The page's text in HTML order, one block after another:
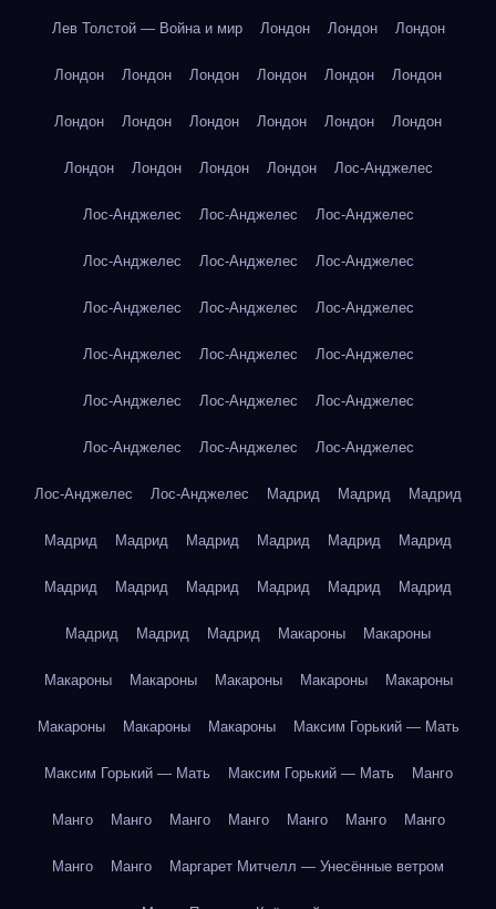
Лев Толстой — Война и мир Лондон Лондон Лондон
Лондон Лондон Лондон Лондон Лондон Лондон
Лондон Лондон Лондон Лондон Лондон Лондон
Лондон Лондон Лондон Лондон Лос-Анджелес
Лос-Анджелес Лос-Анджелес Лос-Анджелес
Лос-Анджелес Лос-Анджелес Лос-Анджелес
Лос-Анджелес Лос-Анджелес Лос-Анджелес
Лос-Анджелес Лос-Анджелес Лос-Анджелес
Лос-Анджелес Лос-Анджелес Лос-Анджелес
Лос-Анджелес Лос-Анджелес Лос-Анджелес
Лос-Анджелес Лос-Анджелес Мадрид Мадрид Мадрид
Мадрид Мадрид Мадрид Мадрид Мадрид Мадрид
Мадрид Мадрид Мадрид Мадрид Мадрид Мадрид
Мадрид Мадрид Мадрид Макароны Макароны
Макароны Макароны Макароны Макароны Макароны
Макароны Макароны Макароны Максим Горький — Мать
Максим Горький — Мать Максим Горький — Мать Манго
Манго Манго Манго Манго Манго Манго Манго
Манго Манго Маргарет Митчелл — Унесённые ветром